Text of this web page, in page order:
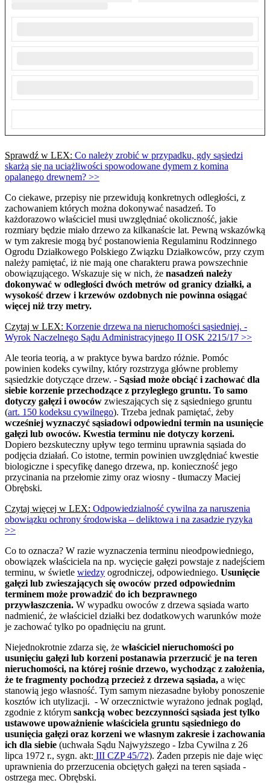
Sprawdź w LEX: Co należy zrobić w przypadku, gdy sąsiedzi
skarżą się na uciążliwości spowodowane dymem z komina
opalanego drewnem? >>
Co ciekawe, przepisy nie przewidują konkretnych odległości, z
zachowaniem których można dokonywać nasadzeń. To
każdorazowo właściciel musi uwzględniać okoliczność, jakie
rozmiary będzie miało drzewo za kilkanaście lat. Pewną wskazówką
w tym zakresie mogą być postanowienia Regulaminu Rodzinnego
Ogrodu Działkowego Polskiego Związku Działkowców, przy czym
należy pamiętać, iż nie mają one charakteru prawa powszechnie
obowiązującego. Wskazuje się w nich, że nasadzeń należy
dokonywać w odległości dwóch metrów od granicy działki, a
wysokość drzew i krzewów ozdobnych nie powinna osiągać
więcej niż trzy metry.
Czytaj w LEX: Korzenie drzewa na nieruchomości sąsiedniej. -
Wyrok Naczelnego Sądu Administracyjnego II OSK 2215/17 >>
Ale teoria teorią, a w praktyce bywa bardzo różnie. Pomóc
powinien kodeks cywilny, który rozstrzyga główne problemy
sąsiedzkie dotyczące drzew. - Sąsiad może obciąć i zachować dla
siebie korzenie przechodzące z przyległego gruntu. To samo
dotyczy gałęzi i owoców zwieszających się z sąsiedniego gruntu
(art. 150 kodeksu cywilnego). Trzeba jednak pamiętać, żeby
wcześniej wyznaczyć sąsiadowi odpowiedni termin na usunięcie
gałęzi lub owoców. Kwestia terminu nie dotyczy korzeni.
Dopiero bezskuteczny upływ tego terminu uprawnia sąsiada do
podjęcia działań. Co istotne, termin powinien uwzględniać kwestie
biologiczne i specyfikę danego drzewa, np. konieczność jego
przycinania na przełomie zimy oraz wiosny - tłumaczy Maciej
Obrębski.
Czytaj więcej w LEX: Odpowiedzialność cywilna za naruszenia
obowiązku ochrony środowiska – deliktowa i na zasadzie ryzyka
>>
Co to oznacza? W razie wyznaczenia terminu nieodpowiedniego,
obowiązek właściciela na np. wycięcie gałęzi powstaje z nadejściem
terminu, w świetle wiedzy ogrodniczej, odpowiedniego. Usunięcie
gałęzi lub zwieszających się owoców przed odpowiednim
terminem może prowadzić do ich bezprawnego
przywłaszczenia. W wypadku owoców z drzewa sąsiada warto
nadmienić, że właściciel działki bez dodatkowych warunków może
je zachować tylko po opadnięciu na grunt.
Niejednokrotnie zdarza się, że właściciel nieruchomości po
usunięciu gałęzi lub korzeni postanawia przerzucić je na teren
nieruchomości, na której rośnie drzewo, wychodząc z założenia,
że te fragmenty pochodzą przecież z drzewa sąsiada, a więc
stanowią jego własność. Tym samym niezasadne byłoby ponoszenie
kosztów ich utylizacji. - W orzecznictwie wyrażono jednak pogląd,
zgodnie z którym sankcją wobec bezczynności sąsiada jest tylko
ustawowe upoważnienie właściciela gruntu sąsiedniego do
usunięcia gałęzi oraz korzeni we własnym zakresie i zachowania
ich dla siebie (uchwała Sądu Najwyższego - Izba Cywilna z 26
lipca 1972 r., sygn. akt: III CZP 45/72). Żaden przepis nie daje więc
uprawnienia do przerzucenia obciętych gałęzi na teren sąsiada -
ostrzega mec. Obrębski.